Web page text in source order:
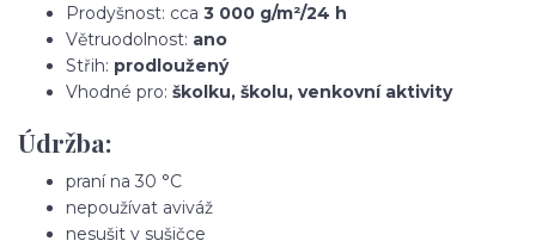
Prodyšnost: cca 3 000 g/m²/24 h
Větruodolnost: ano
Střih: prodloužený
Vhodné pro: školku, školu, venkovní aktivity
Údržba:
praní na 30 °C
nepoužívat aviváž
nesušit v sušičce